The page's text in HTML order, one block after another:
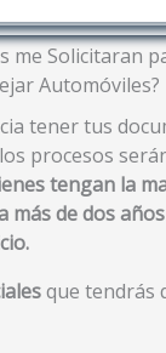
me Solicitaran
Automóviles?
tener tus
procesos
tengan la
más de dos
que tendrás